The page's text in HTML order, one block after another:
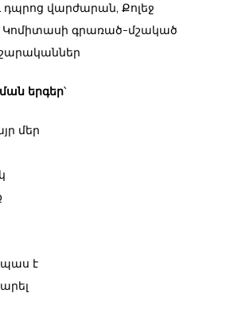
վարժարան, Քոլեջ
Կոմիտասի գրառած-մշակած
երգեր՝
մեր
պաս է